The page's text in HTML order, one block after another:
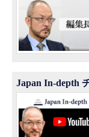
Japan In-depth